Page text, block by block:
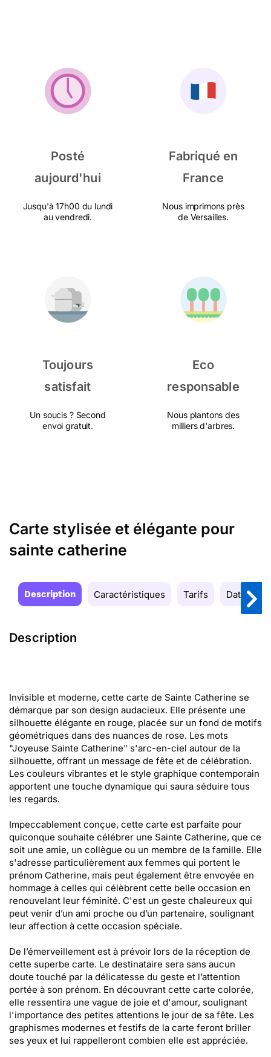
Posté
aujourd'hui
Jusqu'à 17h00 du lundi
au vendredi.
Fabriqué en
France
Nous imprimons près
de Versailles.
Toujours
satisfait
Un soucis ? Second
envoi gratuit.
Eco
responsable
Nous plantons des
milliers d'arbres.
Carte stylisée et élégante pour
sainte catherine
Description Caractéristiques Tarifs Date de
Description
Invisible et moderne, cette carte de Sainte Catherine se
démarque par son design audacieux. Elle présente une
silhouette élégante en rouge, placée sur un fond de motifs
géométriques dans des nuances de rose. Les mots
"Joyeuse Sainte Catherine" s'arc-en-ciel autour de la
silhouette, offrant un message de fête et de célébration.
Les couleurs vibrantes et le style graphique contemporain
apportent une touche dynamique qui saura séduire tous
les regards.
Impeccablement conçue, cette carte est parfaite pour
quiconque souhaite célébrer une Sainte Catherine, que ce
soit une amie, un collègue ou un membre de la famille. Elle
s'adresse particulièrement aux femmes qui portent le
prénom Catherine, mais peut également être envoyée en
hommage à celles qui célèbrent cette belle occasion en
renouvelant leur féminité. C'est un geste chaleureux qui
peut venir d’un ami proche ou d’un partenaire, soulignant
leur affection à cette occasion spéciale.
De l’émerveillement est à prévoir lors de la réception de
cette superbe carte. Le destinataire sera sans aucun
doute touché par la délicatesse du geste et l’attention
portée à son prénom. En découvrant cette carte colorée,
elle ressentira une vague de joie et d'amour, soulignant
l'importance des petites attentions le jour de sa fête. Les
graphismes modernes et festifs de la carte feront briller
ses yeux et lui rappelleront combien elle est appréciée.